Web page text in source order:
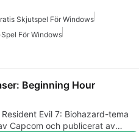
Skjutspel För Windows
För Windows
Beginning Hour
Evil 7: Biohazard-tema
Capcom och publicerat av